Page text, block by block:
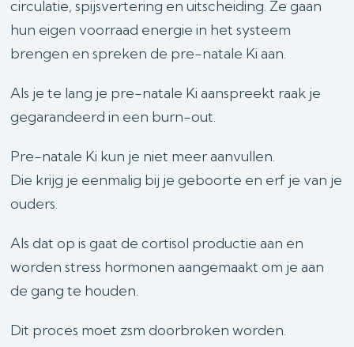
circulatie, spijsvertering en uitscheiding. Ze gaan
hun eigen voorraad energie in het systeem
brengen en spreken de pre-natale Ki aan.
Als je te lang je pre-natale Ki aanspreekt raak je
gegarandeerd in een burn-out.
Pre-natale Ki kun je niet meer aanvullen.
Die krijg je eenmalig bij je geboorte en erf je van je
ouders.
Als dat op is gaat de cortisol productie aan en
worden stress hormonen aangemaakt om je aan
de gang te houden.
Dit proces moet zsm doorbroken worden.